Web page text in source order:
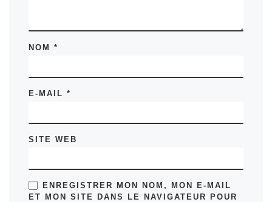
NOM*
E-MAIL*
SITE WEB
ENREGISTRER MON NOM, MON E-MAIL
ET MON SITE DANS LE NAVIGATEUR POUR